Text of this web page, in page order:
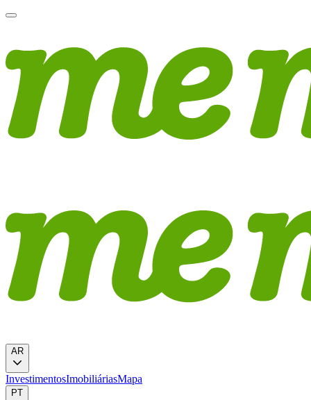
AR
InvestimentosImobiliáriasMapa
PT